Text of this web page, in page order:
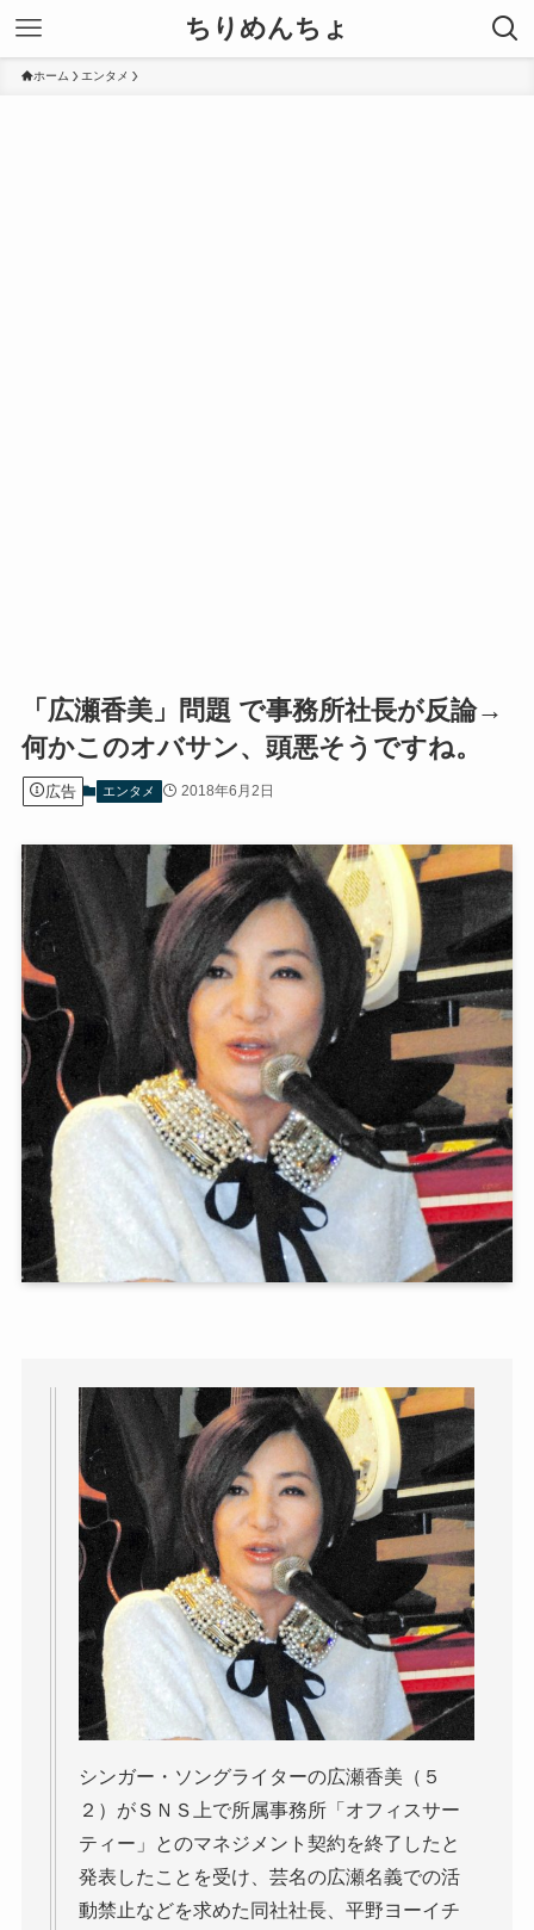
ちりめんちょ
ホーム エンタメ
「広瀬香美」問題 で事務所社長が反論→
何かこのオバサン、頭悪そうですね。
広告 エンタメ 2018年6月2日
シンガー・ソングライターの広瀬香美（５
２）がＳＮＳ上で所属事務所「オフィスサー
ティー」とのマネジメント契約を終了したと
発表したことを受け、芸名の広瀬名義での活
動禁止などを求めた同社社長、平野ヨーイチ